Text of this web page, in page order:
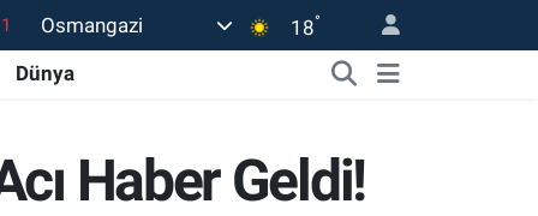
Osmangazi 18°
Dünya
Haber Geldi!